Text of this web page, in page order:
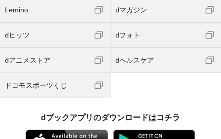
Lemino dマガジン
dヒッツ dフォト
dアニメストア dヘルスケア
ドコモスポーツくじ
dブックアプリのダウンロードはコチラ